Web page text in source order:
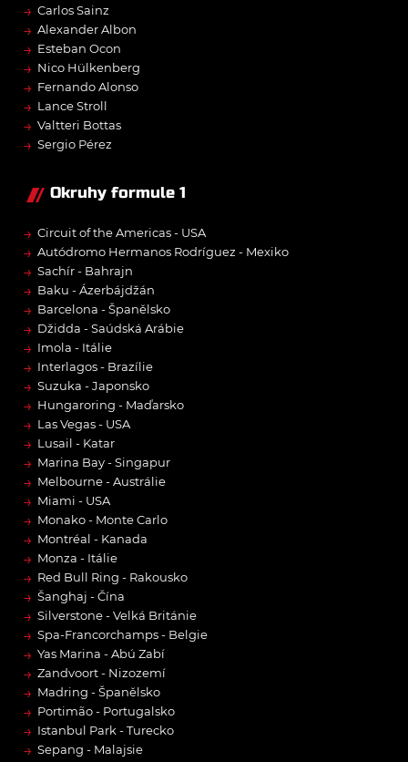
→ Carlos Sainz
→ Alexander Albon
→ Esteban Ocon
→ Nico Hülkenberg
→ Fernando Alonso
→ Lance Stroll
→ Valtteri Bottas
→ Sergio Pérez
Okruhy formule 1
→ Circuit of the Americas - USA
→ Autódromo Hermanos Rodríguez - Mexiko
→ Sachír - Bahrajn
→ Baku - Ázerbájdžán
→ Barcelona - Španělsko
→ Džidda - Saúdská Arábie
→ Imola - Itálie
→ Interlagos - Brazílie
→ Suzuka - Japonsko
→ Hungaroring - Maďarsko
→ Las Vegas - USA
→ Lusail - Katar
→ Marina Bay - Singapur
→ Melbourne - Austrálie
→ Miami - USA
→ Monako - Monte Carlo
→ Montréal - Kanada
→ Monza - Itálie
→ Red Bull Ring - Rakousko
→ Šanghaj - Čína
→ Silverstone - Velká Británie
→ Spa-Francorchamps - Belgie
→ Yas Marina - Abú Zabí
→ Zandvoort - Nizozemí
→ Madring - Španělsko
→ Portimão - Portugalsko
→ Istanbul Park - Turecko
→ Sepang - Malajsie